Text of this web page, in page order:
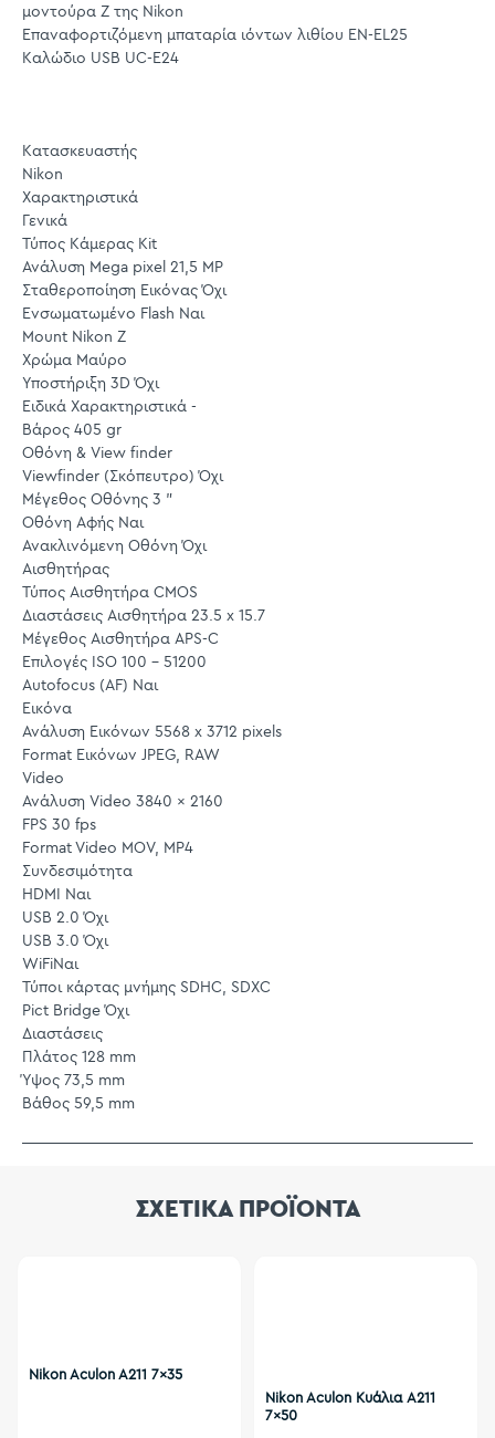
μοντούρα Z της Nikon
Επαναφορτιζόμενη μπαταρία ιόντων λιθίου EN-EL25
Καλώδιο USB UC-E24
Κατασκευαστής
Nikon
Χαρακτηριστικά
Γενικά
Τύπος Κάμερας Kit
Ανάλυση Mega pixel 21,5 MP
Σταθεροποίηση Εικόνας Όχι
Ενσωματωμένο Flash Ναι
Mount Nikon Z
Χρώμα Μαύρο
Υποστήριξη 3D Όχι
Ειδικά Χαρακτηριστικά -
Βάρος 405 gr
Οθόνη & View finder
Viewfinder (Σκόπευτρο) Όχι
Μέγεθος Οθόνης 3 "
Οθόνη Αφής Ναι
Ανακλινόμενη Οθόνη Όχι
Αισθητήρας
Τύπος Αισθητήρα CMOS
Διαστάσεις Αισθητήρα 23.5 x 15.7
Μέγεθος Αισθητήρα APS-C
Επιλογές ISO 100 - 51200
Autofocus (AF) Ναι
Εικόνα
Ανάλυση Εικόνων 5568 x 3712 pixels
Format Εικόνων JPEG, RAW
Video
Ανάλυση Video 3840 x 2160
FPS 30 fps
Format Video MOV, MP4
Συνδεσιμότητα
HDMI Ναι
USB 2.0 Όχι
USB 3.0 Όχι
WiFiΝαι
Τύποι κάρτας μνήμης SDHC, SDXC
Pict Bridge Όχι
Διαστάσεις
Πλάτος 128 mm
Ύψος 73,5 mm
Βάθος 59,5 mm
ΣΧΕΤΙΚΑ ΠΡΟΪΟΝΤΑ
Nikon Aculon A211 7x35
Nikon Aculon Κυάλια A211
7x50